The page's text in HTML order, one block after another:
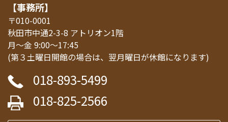
【事務所】
〒010-0001
秋田市中通2-3-8 アトリオン1階
月～金 9:00～17:45
(第３土曜日開館の場合は、翌月曜日が休館になります)
018-893-5499
018-825-2566